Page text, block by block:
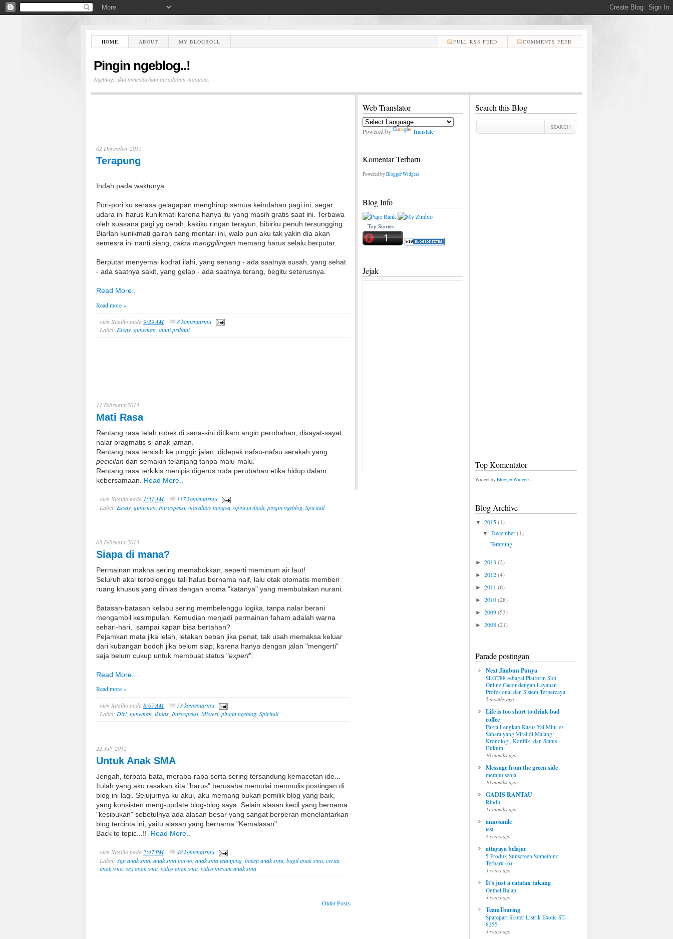
HOME ABOUT MY BLOGROLL COMMENTS FEED
FULL RSS FEED
Pingin ngeblog..!
Ngeblog.. ikut melestarikan peradaban manusia.
02 December 2015
Terapung
Indah pada waktunya....
Pori-pori ku serasa gelagapan menghirup semua keindahan pagi ini, segar
udara ini harus kunikmati karena hanya itu yang masih gratis saat ini. Terbawa
oleh suasana pagi yg cerah, kakiku ringan terayun, bibirku penuh tersungging.
Biarlah kunikmati gairah sang mentari ini, walo pun aku tak yakin dia akan
semesra ini nanti siang, cakra manggilingan memang harus selalu berputar.
Berputar menyemai kodrat ilahi, yang senang - ada saatnya susah, yang sehat
- ada saatnya sakit, yang gelap - ada saatnya terang, begitu seterusnya.
Read More..
Read more »
oleh Xitalhopada9:29 AM
8 komentarmu
Label: Essay, guneman, opini pribadi
11 February 2013
Mati Rasa
Rentang rasa telah robek di sana-sini ditikam angin perobahan, disayat-sayat
nalar pragmatis si anak jaman.
Rentang rasa tersisih ke pinggir jalan, didepak nafsu-nafsu serakah yang
pecicilan dan semakin telanjang tanpa malu-malu.
Rentang rasa terkikis menipis digerus roda perubahan etika hidup dalam
kebersamaan. Read More..
oleh Xitalhopada 1:31 AM
117 komentarmu
Label: Essay guneman Introspeksi, moralitas bangsa opini pribadi, pingin ngeblog Spirituil
05 February 2013
Siapa di mana?
Permainan makna sering memabokkan, seperti meminum air laut!
Seluruh akal terbelenggu tali halus bernama naif, lalu otak otomatis memberi
ruang khusus yang dihias dengan aroma "katanya" yang membutakan nurani.
Batasan-batasan kelabu sering membelenggu logika, tanpa nalar berani
mengambil kesimpulan. Kemudian menjadi permainan faham adalah warna
sehari-hari, sampai kapan bisa bertahan?
Pejamkan mata jika lelah, letakan beban jika penat, tak usah memaksa keluar
dari kubangan bodoh jika belum siap, karena hanya dengan jalan "mengerti"
saja belum cukup untuk membuat status "expert".
Read More..
Read more »
olehXitalhopada8:07 AM
53 komentarmu
Label: Diri, guneman, ikhlas, Introspeksi, Misteri, pingin ngeblog, Spirituil
22 July 2012
Untuk Anak SMA
Jengah, terbata-bata, meraba-raba serta sering tersandung kemacetan ide...
Itulah yang aku rasakan kita "harus" berusaha memulai memnulis postingan di
blog ini lagi. Sejujurnya ku akui, aku memang bukan pemilik blog yang baik,
yang konsisten meng-update blog-blog saya. Selain alasan kecil yang bernama
"kesibukan" sebetulnya ada alasan besar yang sangat berperan menelantarkan
blog tercinta ini, yaitu alasan yang bernama "Kemalasan".
Back to topic...!!
Read More..
oleh Xitalhopada 2:47 PM
48 komentarmu
Label: 3gp anak sma anak sma porno anak sma telanjang bokep anak sma bugil anak sma cerita
anak sma sex anak sma video anak sma video mesum anak sma
Older Posts
Search this Blog
Top Komentator
Widget byBlogger Widgets
Blog Archive
▼ 2015(1)
▼ December (1)
Terapung
► 2013 (2)
► 2012(4)
► 2011 (6)
► 2010(28)
► 2009(53)
► 2008(21)
Parade postingan
Next Jimbun Punya
SLOT88 sebagai Platform Slot
Online Gacor dengan Layanan
Profesional dan Sistem Terpercaya
5 months ago
Life is too short to drink bad
coffee
Fakta Lengkap Kasus Yai Mim vs
Sahara yang Viral di Malang:
Kronologi, Konflik, dan Status
Hukum
10 months ago
Message from the green side
merajut senja
10 months ago
GADIS RANTAU
Rindu
11 months ago
annosmile
test
2 years ago
attayaya belajar
5 Produk Sunscreen Somethinc
Terbaru (6)
3 years ago
It's just a catatan tukang
Onthel Balap
3 years ago
TeamTouring
Sparepart Skuter Listrik Exotic ST-
8255
3 years ago
Web Translator
Powered by Translate
Komentar Terbaru
Powered byBlogger Widgets
Blog Info
Top Stories
Jejak